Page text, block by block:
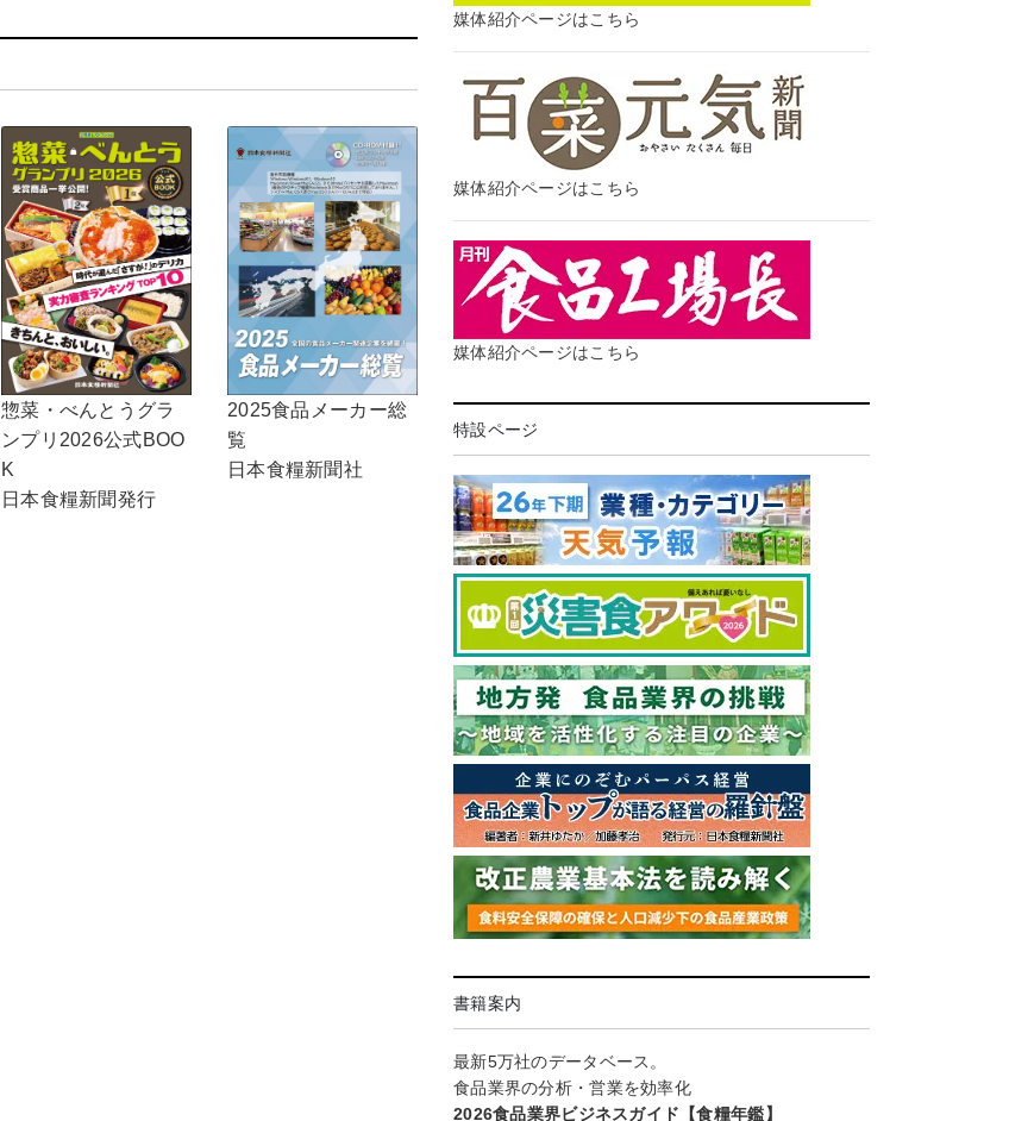
惣菜・べんとうグラ
ンプリ2026公式BOO
K
日本食糧新聞発行
2025食品メーカー総
覧
日本食糧新聞社
媒体紹介ページはこちら
媒体紹介ページはこちら
媒体紹介ページはこちら
特設ページ
書籍案内
最新5万社のデータベース。
食品業界の分析・営業を効率化
2026食品業界ビジネスガイド【食糧年鑑】